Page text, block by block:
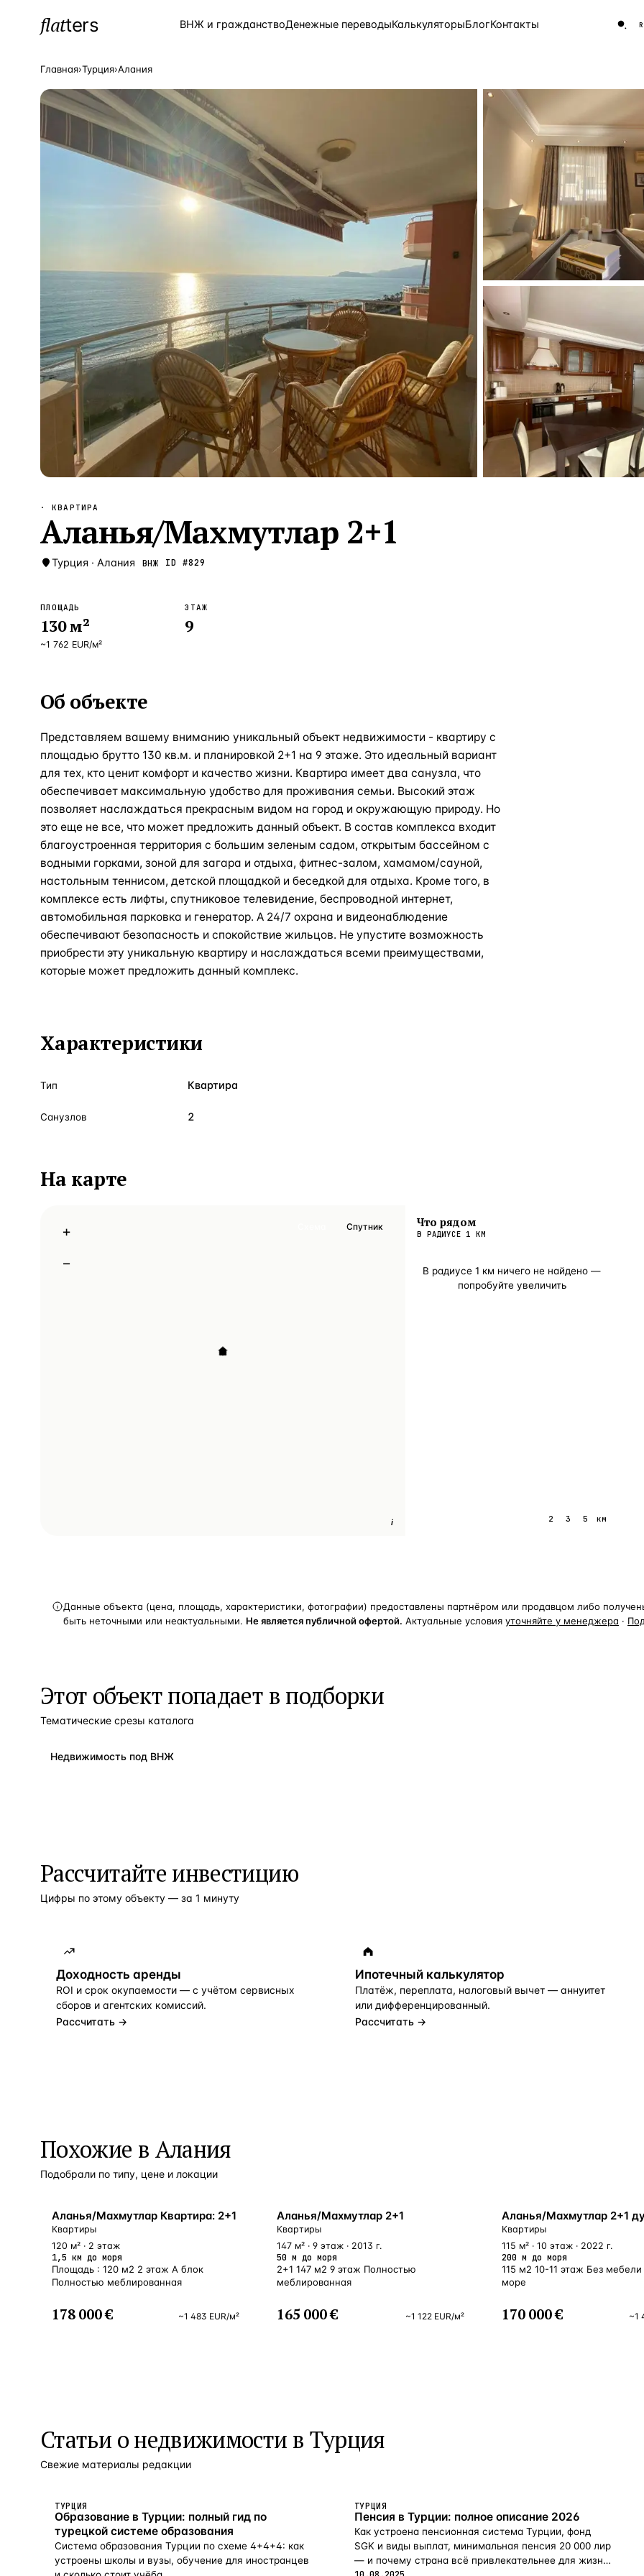
flatters ВНЖ и гражданствоДенежные переводыКалькуляторыБлогКонтакты
ПОПУЛЯРНЫЕ НАПРАВЛЕНИЯ
Турция Страна
Страна
5 430 объектов
3 906 объектов
2 948 объектов
Греция Страна 2 797 объектов
Сочи —Локация Россия · 3 920
Алания —Локация Турция · 2 556
Бангкок —Локация Таиланд · 2 172
Новороссийск Локация Россия · 2 106
Стамбул —Локация Турция · 2 092
Анталия —Локация Турция · 1 810
ЧАСТО ИЩУТ
Турция Россия
Греция
Главная›Турция›Алания
· КВАРТИРА
Аланья/Махмутлар 2+1
Турция · Алания ВНЖ ID #829
ПЛОЩАДЬ
130м²
~1 762 EUR/м²
ЭТАЖ
9
Об объекте
Представляем вашему вниманию уникальный объект недвижимости - квартиру с
площадью брутто 130 кв.м. и планировкой 2+1 на 9 этаже. Это идеальный вариант
для тех, кто ценит комфорт и качество жизни. Квартира имеет два санузла, что
обеспечивает максимальную удобство для проживания семьи. Высокий этаж
позволяет наслаждаться прекрасным видом на город и окружающую природу. Но
это еще не все, что может предложить данный объект. В состав комплекса входит
благоустроенная территория с большим зеленым садом, открытым бассейном с
водными горками, зоной для загара и отдыха, фитнес-залом, хамамом/сауной,
настольным теннисом, детской площадкой и беседкой для отдыха. Кроме того, в
комплексе есть лифты, спутниковое телевидение, беспроводной интернет,
автомобильная парковка и генератор. А 24/7 охрана и видеонаблюдение
обеспечивают безопасность и спокойствие жильцов. Не упустите возможность
приобрести эту уникальную квартиру и наслаждаться всеми преимуществами,
которые может предложить данный комплекс.
Характеристики
Тип Квартира
Санузлов 2
На карте
i
+
−
Спутник Что рядом
В РАДИУСЕ 1 КМ
В радиусе 1 км ничего не найдено —
попробуйте увеличить
2 3 5 км
Данные объекта (цена, площадь, характеристики, фотографии) предоставлены партнёром или продавцом либо
быть неточными или неактуальными. Не является публичной офертой. Актуальные условия уточняйте у менеджера ·
Этот объект попадает в подборки
Тематические срезы каталога
Недвижимость под ВНЖ
Рассчитайте инвестицию
Цифры по этому объекту — за 1 минуту
Доходность аренды
ROI и срок окупаемости — с учётом сервисных
сборов и агентских комиссий.
Рассчитать →
Ипотечный калькулятор
Платёж, переплата, налоговый вычет — аннуитет
или дифференцированный.
Рассчитать →
Похожие в Алания
Подобрали по типу, цене и локации
БЛИЗКО К МОРЮ
Аланья/Махмутлар Квартира: 2+1
Квартиры
120 м² · 2 этаж
1,5 км до моря
Площадь : 120 м2 2 этаж А блок
Полностью меблированная
178 000 € ~1 483 EUR/м²
У МОРЯ
Аланья/Махмутлар 2+1
Квартиры
147 м² · 9 этаж · 2013 г.
50 м до моря
2+1 147 м2 9 этаж Полностью
меблированная
165 000 € ~1 122 EUR/м²
У МОРЯ
Аланья/Махмутлар 2+1
Квартиры
115 м² · 10 этаж · 2022 г.
200 м до моря
115 м2 10-11 этаж Без
море
170 000 € ~1
Статьи онедвижимости в Турция
Свежие материалы редакции
ТУРЦИЯ
Образование в Турции: полный гид по
турецкой системе образования
Система образования Турции по схеме 4+4+4: как
устроены школы и вузы, обучение для иностранцев
ТУРЦИЯ
Пенсия в Турции: полное описание 2026
Как устроена пенсионная система Турции, фонд
SGK и виды выплат, минимальная пенсия 20 000 лир
— и почему страна всё привлекательнее для жизни